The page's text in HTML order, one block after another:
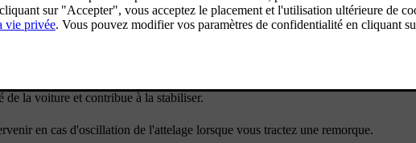
par exemple les fonctions suivantes :
la voiture et contribue à la stabiliser.
en cas d'oscillation de l'attelage lorsque vous tractez une remorque.